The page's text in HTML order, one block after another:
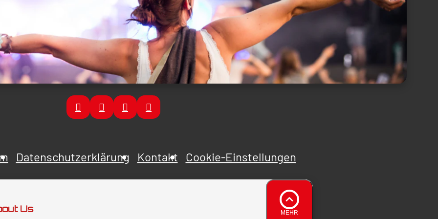
Datenschutzerklärung Kontakt Cookie-Einstellungen
Us